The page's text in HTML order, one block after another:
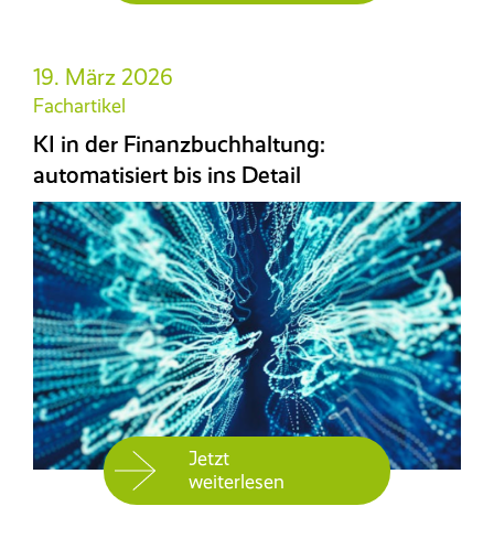
19. März 2026
Fachartikel
KI in der Finanzbuchhaltung:
automatisiert bis ins Detail
Jetzt
weiterlesen